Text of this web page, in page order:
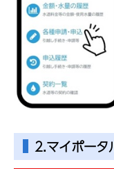
2.マイポータ